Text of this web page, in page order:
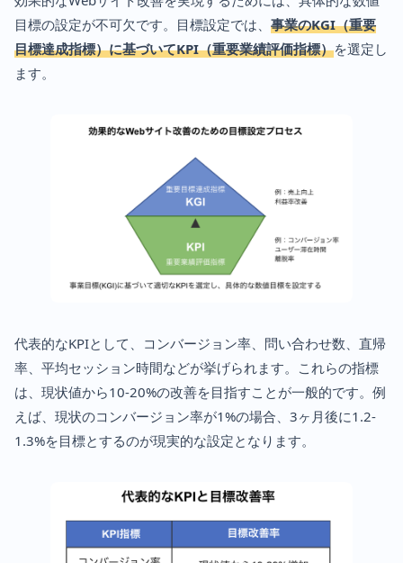
目標の設定が不可欠です。目標設定では、 事業のKGI（重要
目標達成指標）に基づいてKPI（重要業績評価指標）を選定し
ます。
代表的なKPIとして、コンバージョン率、問い合わせ数、直帰
率、平均セッション時間などが挙げられます。これらの指標
は、現状値から10-20%の改善を目指すことが一般的です。例
えば、現状のコンバージョン率が1%の場合、3ヶ月後に1.2-
1.3%を目標とするのが現実的な設定となります。